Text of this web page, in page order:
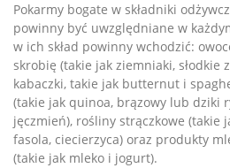
Pokarmy bogate w składniki
powinny być uwzględniane w
w ich skład powinny wchodzić:
skrobię (takie jak ziemniaki, słodkie
kabaczki, takie jak butternut i
(takie jak quinoa, brązowy lub dziki
jęczmień), rośliny strączkowe (takie
fasola, ciecierzyca) oraz produkty
(takie jak mleko i jogurt).